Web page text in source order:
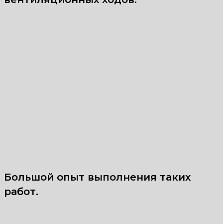
Большой опыт выполнения таких
работ.